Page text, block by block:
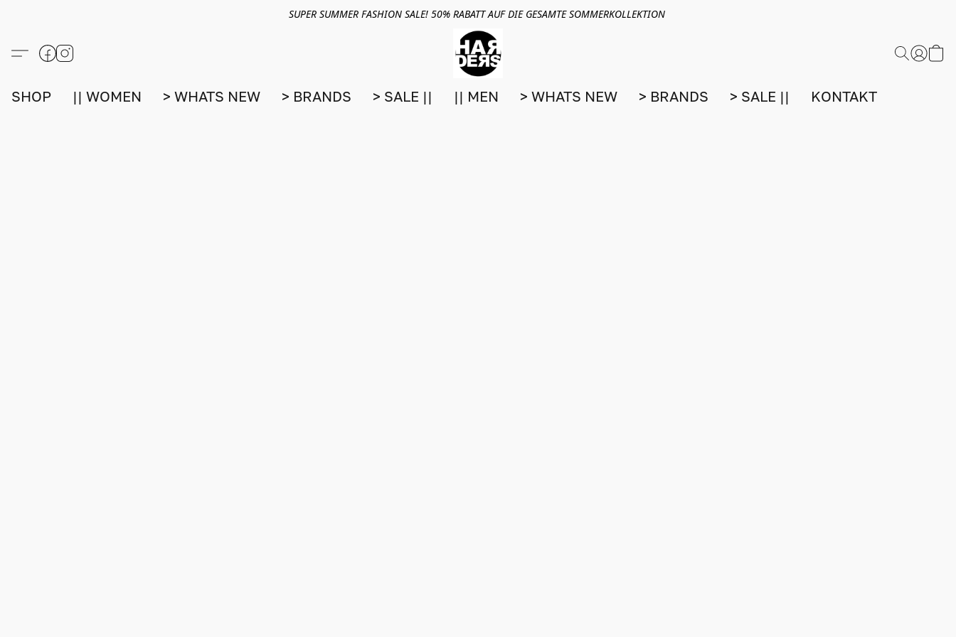
SUPER SUMMER FASHION SALE! 50% RABATT AUF DIE GESAMTE SOMMERKOLLEKTION
SHOP || WOMEN > WHATS NEW > BRANDS > SALE || || MEN > WHATS NEW > BRANDS > SALE || KONTAKT